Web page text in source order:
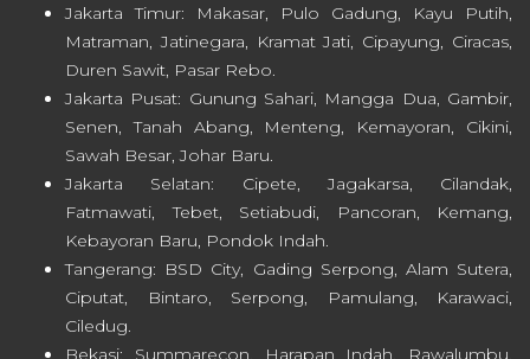
Jakarta Timur: Makasar, Pulo Gadung, Kayu Putih,
Matraman, Jatinegara, Kramat Jati, Cipayung, Ciracas,
Duren Sawit, Pasar Rebo.
Jakarta Pusat: Gunung Sahari, Mangga Dua, Gambir,
Senen, Tanah Abang, Menteng, Kemayoran, Cikini,
Sawah Besar, Johar Baru.
Jakarta Selatan: Cipete, Jagakarsa, Cilandak,
Fatmawati, Tebet, Setiabudi, Pancoran, Kemang,
Kebayoran Baru, Pondok Indah.
Tangerang: BSD City, Gading Serpong, Alam Sutera,
Ciputat, Bintaro, Serpong, Pamulang, Karawaci,
Ciledug.
Bekasi: Summarecon, Harapan Indah, Rawalumbu,